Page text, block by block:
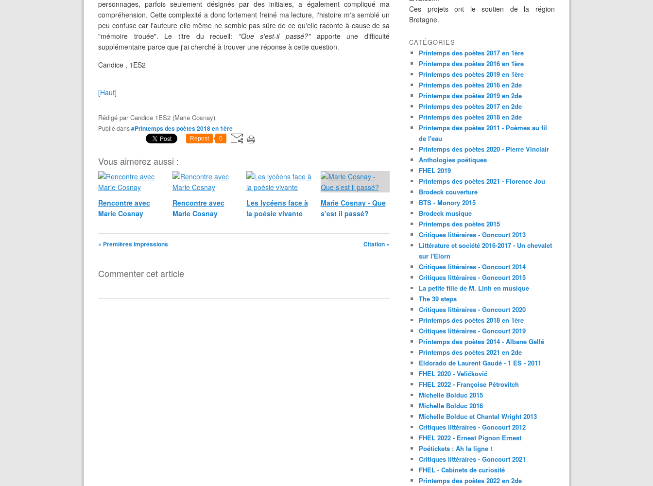
personnages, parfois seulement désignés par des initiales, a également compliqué ma
compréhension. Cette complexité a donc fortement freiné ma lecture, l'histoire m'a semblé un
peu confuse car l'auteure elle même ne semble pas sûre de ce qu'elle raconte à cause de sa
"mémoire trouée". Le titre du recueil: "Que s'est-il passé?"apporte une difficulté
supplémentaire parce que j'ai cherché à trouver une réponse à cette question.
Candice , 1ES2
[Haut]
Rédigé parCandice 1ES2 (Marie Cosnay)
Publié dans#Printemps des poètes 2018 en 1ère
Repost 0
Vous aimerez aussi :
Rencontre avec
Marie Cosnay
Rencontre avec
Marie Cosnay
Les lycéens face à
la poésie vivante
Marie Cosnay - Que
s’est il passé?
« Premières impressions Citation »
Commenter cet article
Ces projets ont le soutien de la région
Bretagne.
CATÉGORIES
Printemps des poètes 2017 en 1ère
Printemps des poètes 2016 en 1ère
Printemps des poètes 2019 en 1ère
Printemps des poètes 2016 en 2de
Printemps des poètes 2019 en 2de
Printemps des poètes 2017 en 2de
Printemps des poètes 2018 en 2de
Printemps des poètes 2011 - Poèmes au fil
de l'eau
Printemps des poètes 2020 - Pierre Vinclair
Anthologies poétiques
FHEL 2019
Printemps des poètes 2021 - Florence Jou
Brodeck couverture
BTS - Monory 2015
Brodeck musique
Printemps des poètes 2015
Critiques littéraires - Goncourt 2013
Littérature et société 2016-2017 - Un chevalet
sur l'Elorn
Critiques littéraires - Goncourt 2014
Critiques littéraires - Goncourt 2015
La petite fille de M. Linh en musique
The 39 steps
Critiques littéraires - Goncourt 2020
Printemps des poètes 2018 en 1ère
Critiques littéraires - Goncourt 2019
Printemps des poètes 2014 - Albane Gellé
Printemps des poètes 2021 en 2de
Eldorado de Laurent Gaudé - 1 ES - 2011
FHEL 2020 - Veličković
FHEL 2022 - Françoise Pétrovitch
Michelle Bolduc 2015
Michelle Bolduc 2016
Michelle Bolduc et Chantal Wright 2013
Critiques littéraires - Goncourt 2012
FHEL 2022 - Ernest Pignon Ernest
Poétickets : Ah la ligne !
Critiques littéraires - Goncourt 2021
FHEL - Cabinets de curiosité
Printemps des poètes 2022 en 2de